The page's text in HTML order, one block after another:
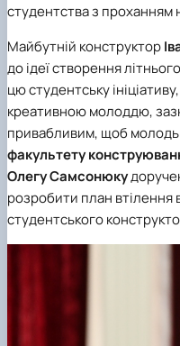
студентства з проханням
Майбутній конструктор
до ідеї створення
цю студентську
креативною молоддю,
привабливим, щоб молодь
факультету
Олегу Самсонюку
розробити план втілення
студентського